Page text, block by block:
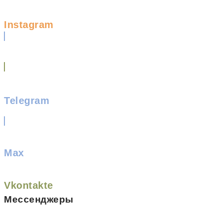
Instagram
Telegram
Max
Vkontakte
Мессенджеры